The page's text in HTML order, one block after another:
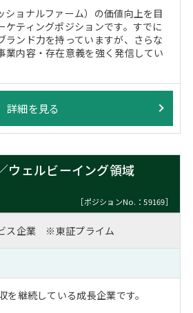
ショナルファーム）の価値向上を目
ケティングポジションです。すでに
ランド力を持っていますが、さらな
業内容・存在意義を強く発信してい
詳細を見る
ウェルビーイング領域
［ポジションNo.：59169］
ス企業 ※東証プライム
を継続している成長企業です。